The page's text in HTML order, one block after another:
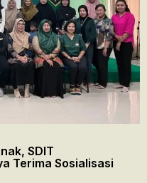
SDIT
Terima Sosialisasi